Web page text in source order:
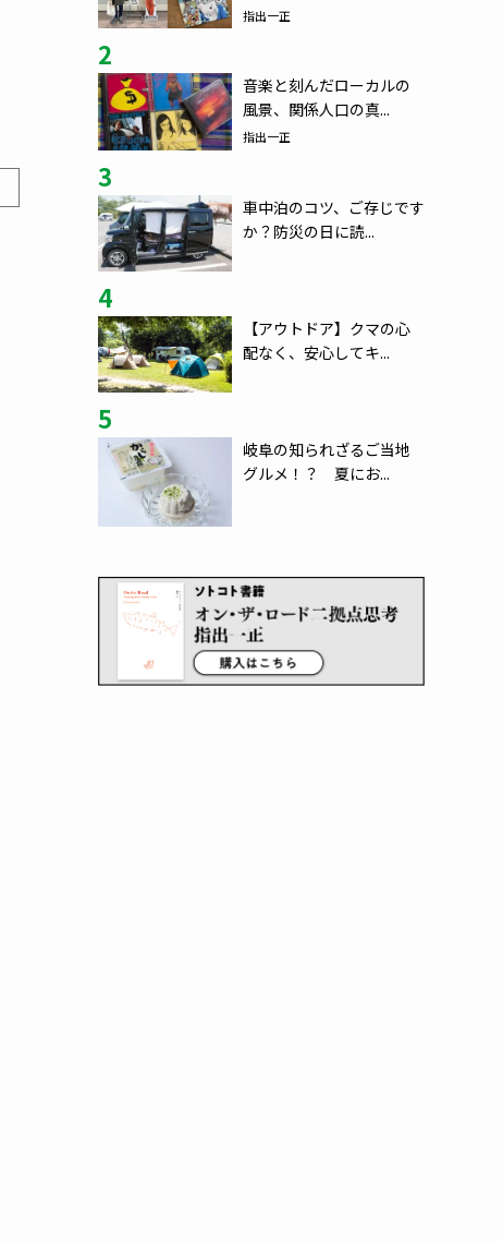
指出一正
2
音楽と刻んだローカルの
風景、関係人口の真...
指出一正
3
車中泊のコツ、ご存じです
か？防災の日に読...
4
【アウトドア】クマの心
配なく、安心してキ...
5
岐阜の知られざるご当地
グルメ！？ 夏にお...